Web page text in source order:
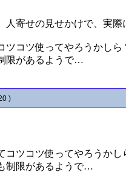
人寄せの見せかけで、実
ツコツ使ってやろうかしら
限があるようで…
)
コツコツ使ってやろうかし
制限があるようで…